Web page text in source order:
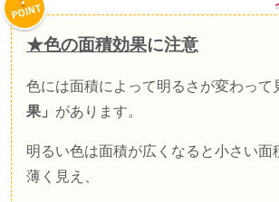
★色の面積効果に注意
色には面積によって明るさが変わって
果」 があります。
明るい色は面積が広くなると小さい面
薄く見え、